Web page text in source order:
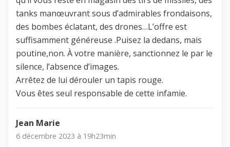
tanks manœuvrant sous d’admirables frondaisons,
des bombes éclatant, des drones…L’offre est
suffisamment généreuse .Puisez la dedans, mais
poutine,non. À votre manière, sanctionnez le par le
silence, l’absence d’images.
Arrêtez de lui dérouler un tapis rouge.
Vous êtes seul responsable de cette infamie.
Jean Marie
6 décembre 2023 à 19h23min